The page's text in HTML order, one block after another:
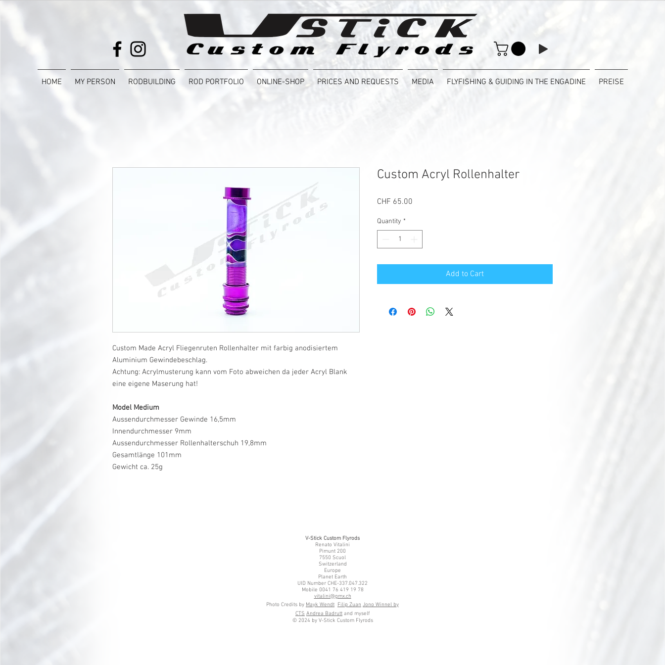
HOME MY PERSON RODBUILDING ROD PORTFOLIO ONLINE-SHOP PRICES AND REQUESTS MEDIA FLYFISHING & GUIDING IN THE ENGADINE PREISE
Custom Made Acryl Fliegenruten Rollenhalter mit farbig anodisiertem
Aluminium Gewindebeschlag.
Achtung: Acrylmusterung kann vom Foto abweichen da jeder Acryl Blank
eine eigene Maserung hat!
Model Medium
Aussendurchmesser Gewinde 16,5mm
Innendurchmesser 9mm
Aussendurchmesser Rollenhalterschuh 19,8mm
Gesamtlänge 101mm
Gewicht ca. 25g
Custom Acryl Rollenhalter
CHF 65.00
Quantity *
Add to Cart
V-Stick Custom Flyrods
Renato Vitalini
Pimunt 200
7550 Scuol
Switzerland
Europe
Planet Earth
UID Number CHE-337.047.322
Mobile 0041 76 419 19 78
vitalini@gmx.ch
Photo Credits by Mayk Wendt Filip Zuan Jono Winnel by
CTS Andrea Badrutt and myself
© 2024 by V-Stick Custom Flyrods